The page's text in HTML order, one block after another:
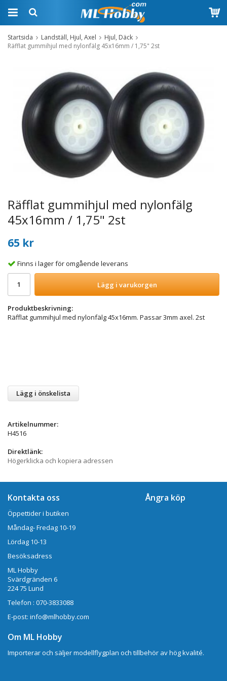
Startsida Landställ, Hjul, Axel
Hjul, Däck
Räfflat gummihjul med nylonfälg 45x16mm / 1,75" 2st
Räfflat gummihjul med nylonfälg
45x16mm / 1,75" 2st
65 kr
Finns i lager för omgående leverans
Lägg i varukorgen
Produktbeskrivning:
Räfflat gummihjul med nylonfälg 45x16mm. Passar 3mm axel. 2st
Lägg i önskelista
Artikelnummer:
H4516
Direktlänk:
Högerklicka och kopiera adressen
Kontakta oss
Öppettider i butiken
Måndag- Fredag 10-19
Lördag 10-13
Besöksadress
ML Hobby
Svärdgränden 6
224 75 Lund
Telefon : 070-3833088
E-post: info@mlhobby.com
Ångra köp
Om ML Hobby
Importerar och säljer modellflygplan och tillbehör av hög kvalité.